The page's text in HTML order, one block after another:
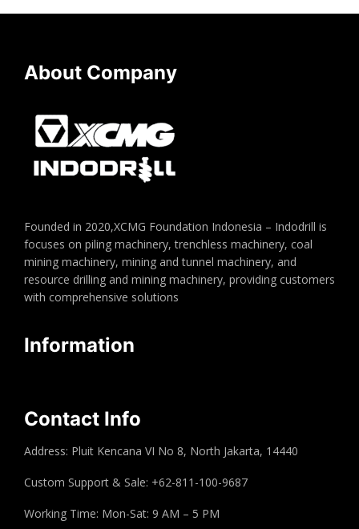
About Company
Founded in 2020,XCMG Foundation Indonesia – Indodrill is
focuses on piling machinery, trenchless machinery, coal
mining machinery, mining and tunnel machinery, and
resource drilling and mining machinery, providing customers
with comprehensive solutions
Information
Contact Info
Address: Pluit Kencana VI No 8, North Jakarta, 14440
Custom Support & Sale: +62-811-100-9687
Working Time: Mon-Sat: 9 AM – 5 PM